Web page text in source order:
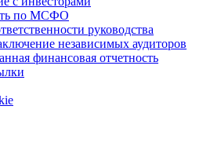
по МСФО
руководства
независимых аудиторов
финансовая отчетность